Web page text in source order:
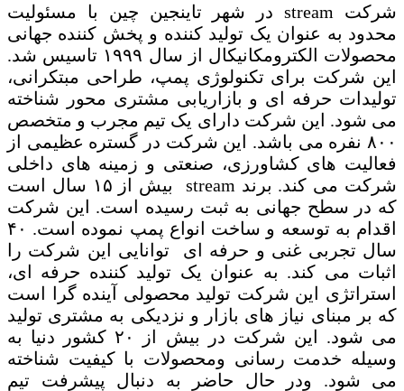
شرکت streamدر شهر تاینجین چین با مسئولیت
محدود به عنوان یک تولید کننده و پخش کننده جهانی
محصولات الکترومکانیکال از سال ۱۹۹۹ تاسیس شد.
این شرکت برای تکنولوژی پمپ، طراحی مبتکرانی،
تولیدات حرفه ای و بازاریابی مشتری محور شناخته
می شود. این شرکت دارای یک تیم مجرب و متخصص
۸۰۰ نفره می باشد. این شرکت در گستره عظیمی از
فعالیت های کشاورزی، صنعتی و زمینه های داخلی
شرکت می کند. برند stream
بیش از ۱۵ سال است
که در سطح جهانی به ثبت رسیده است. این شرکت
اقدام به توسعه و ساخت انواع پمپ نموده است. ۴۰
سال تجربی غنی و حرفه ای توانایی این شرکت را
اثبات می کند. به عنوان یک تولید کننده حرفه ای،
استراتژی این شرکت تولید محصولی آینده گرا است
که بر مبنای نیاز های بازار و نزدیکی به مشتری تولید
می شود. این شرکت در بیش از ۲۰ کشور دنیا به
وسیله خدمت رسانی ومحصولات با کیفیت شناخته
می شود. ودر حال حاضر به دنبال پیشرفت تیم